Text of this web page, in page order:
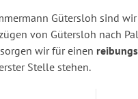
Gütersloh sind
von Gütersloh nach
wir für einen
Stelle stehen.